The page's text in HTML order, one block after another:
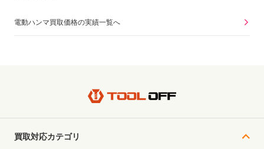
電動ハンマ買取価格の実績一覧へ
買取対応カテゴリ